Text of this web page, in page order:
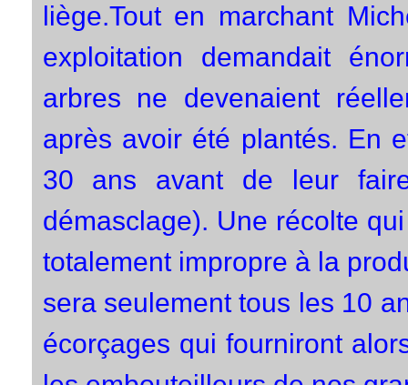
liège.Tout en marchant
exploitation demandait
arbres ne devenaient
après avoir été plantés. En
30 ans avant de leur
démasclage). Une récolte
totalement impropre à la
sera seulement tous les 10
écorçages qui fourniront